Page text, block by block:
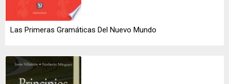
Las Primeras Gramáticas Del Nuevo Mundo